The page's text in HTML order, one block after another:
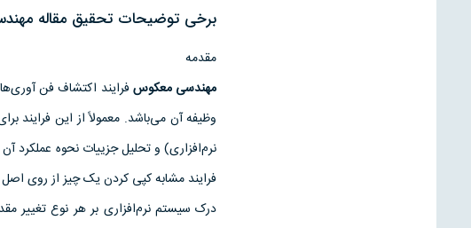
برخی توضیحات تحقیق مقاله
مقدمه
مهندسی معکوسفرایند اکتشاف فن
وظیفه آن می‌باشد. معمولاً از این فرایند
نرم‌افزاری) و تحلیل جزییات نحوه عملکرد
فرایند مشابه کپی کردن یک چیز از روی
درک سیستم نرم‌افزاری بر هر نوع تغییر